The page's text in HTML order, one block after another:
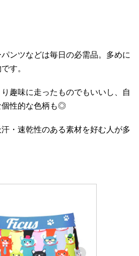
ンツなどは毎日の必需品。多めに
す。
趣味に走ったものでもいいし、自
個性的な色柄も◎
・速乾性のある素材を好む人が多